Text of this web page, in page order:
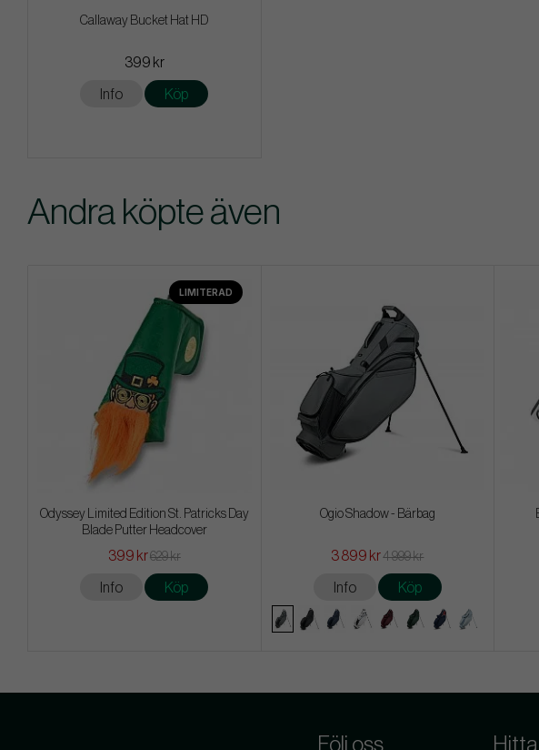
Callaway Bucket Hat HD
399 kr
Info Köp
Andra köpte även
LIMITERAD
Odyssey Limited Edition St. Patricks Day
Blade Putter Headcover
399 kr629 kr
Info Köp
Ogio Shadow - Bärbag
3 899 kr4 999 kr
Info Köp
Följ oss